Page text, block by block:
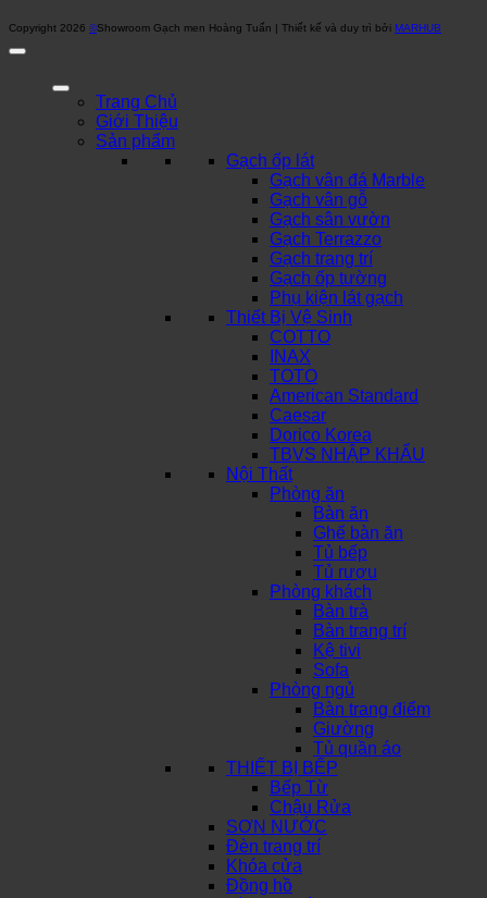
Copyright 2026 ©Showroom Gạch men Hoàng Tuấn | Thiết kế và duy trì bởi MARHUB
Trang Chủ
Giới Thiệu
Sản phẩm
Gạch ốp lát
Gạch vân đá Marble
Gạch vân gỗ
Gạch sân vườn
Gạch Terrazzo
Gạch trang trí
Gạch ốp tường
Phụ kiện lát gạch
Thiết Bị Vệ Sinh
COTTO
INAX
TOTO
American Standard
Caesar
Dorico Korea
TBVS NHẬP KHẨU
Nội Thất
Phòng ăn
Bàn ăn
Ghế bàn ăn
Tủ bếp
Tủ rượu
Phòng khách
Bàn trà
Bàn trang trí
Kệ tivi
Sofa
Phòng ngủ
Bàn trang điểm
Giường
Tủ quần áo
THIẾT BỊ BẾP
Bếp Từ
Chậu Rửa
SƠN NƯỚC
Đèn trang trí
Khóa cửa
Đồng hồ